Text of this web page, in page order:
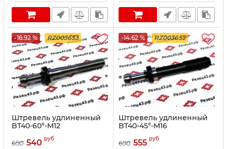
-16.92 % RZ003653
Штревель удлиненный
BT40-60°-M12
650 540 руб
-14.62 % RZ003652
Штревель удлиненный
BT40-45°-M16
650 555 руб